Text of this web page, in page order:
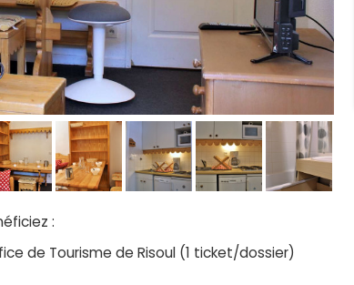
:
de Tourisme de Risoul (1 ticket/dossier)